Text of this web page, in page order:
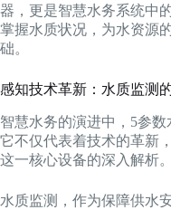
器，更是智慧水务系统中
掌握水质状况，为水资源
础。
感知技术革新：水质监测
智慧水务的演进中，5参
它不仅代表着技术的革新
这一核心设备的深入解析。
水质监测，作为保障供水